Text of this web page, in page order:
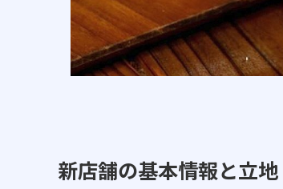
新店舗の基本情報と立地